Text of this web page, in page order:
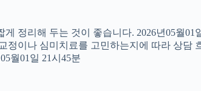
정리해 두는 것이 좋습니다. 2026년05월
정이나 심미치료를 고민하는지에 따라 상담
월01일 21시45분